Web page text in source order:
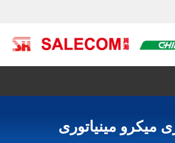
میکرو مینیاتوری